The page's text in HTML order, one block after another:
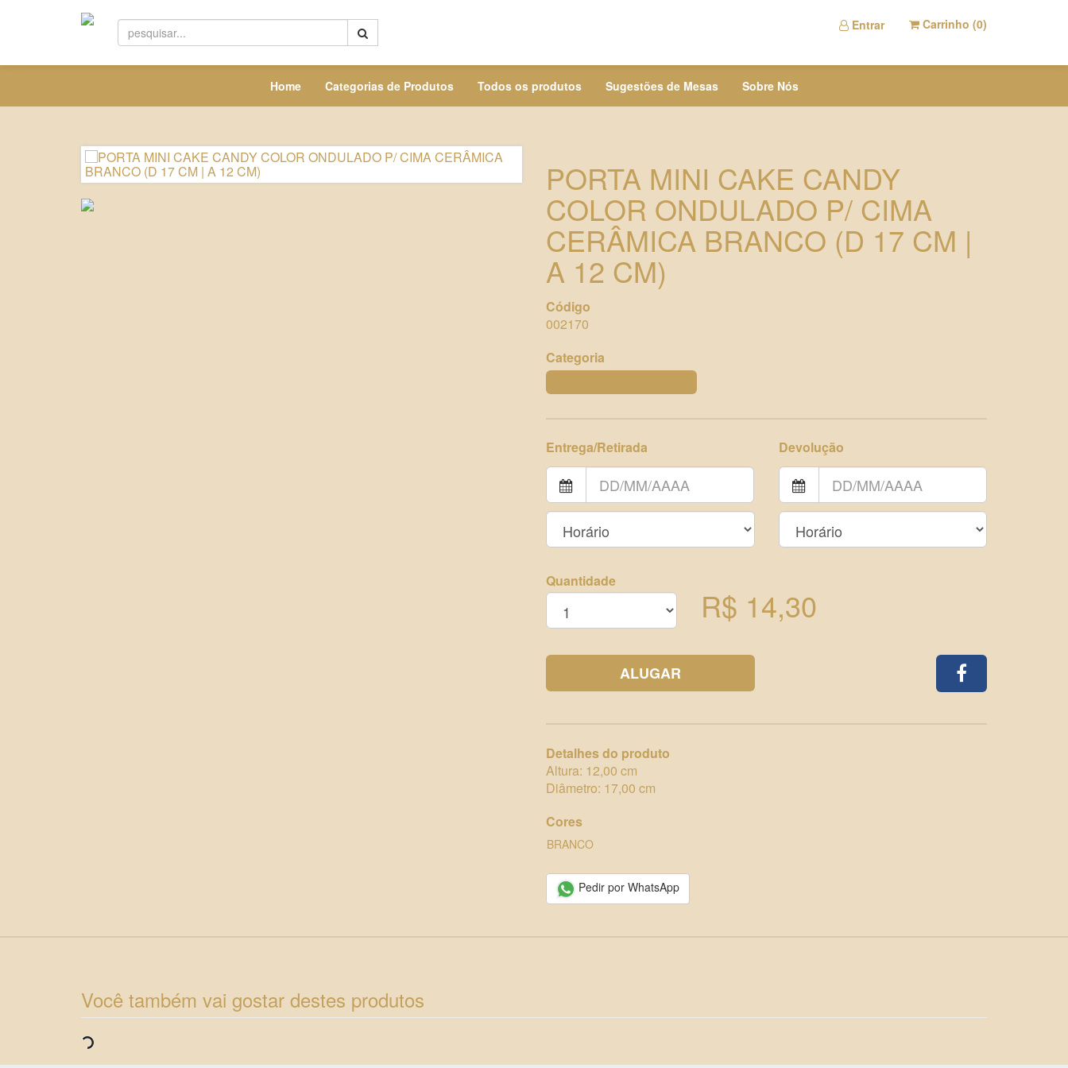
Entrar Carrinho (0)
Home Categorias de Produtos Todos os produtos Sugestões de Mesas Sobre Nós
PORTA MINI CAKE CANDY
COLOR ONDULADO P/ CIMA
CERÂMICA BRANCO (D 17 CM |
A 12 CM)
Código
002170
Categoria
Entrega/Retirada Devolução
Quantidade
R$ 14,30
ALUGAR
Detalhes do produto
Altura: 12,00 cm
Diâmetro: 17,00 cm
Cores
BRANCO
Pedir por WhatsApp
Você também vai gostar destes produtos